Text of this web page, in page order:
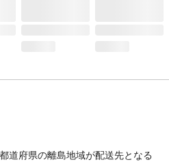
様が本製品で遊ばないよう、十分
道府県の離島地域が配送先となる